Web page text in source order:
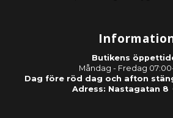
Butikens
Måndag - Fredag
Dag före röd dag och afton
Adress: Nastagatan 8